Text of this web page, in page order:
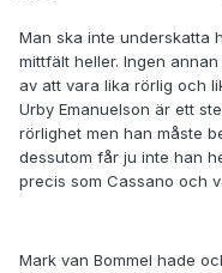
Man ska inte underskatta
mittfält heller. Ingen
av att vara lika rörlig och
Urby Emanuelson är ett
rörlighet men han måste
dessutom får ju inte han
precis som Cassano och
Mark van Bommel hade